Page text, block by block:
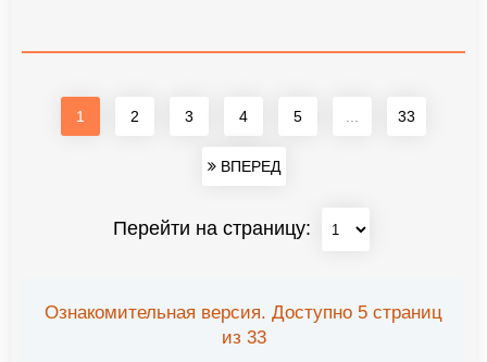
1 2 3 4 5 33
ВПЕРЕД
Перейти на страницу:
Ознакомительная версия. Доступно 5 страниц
из 33